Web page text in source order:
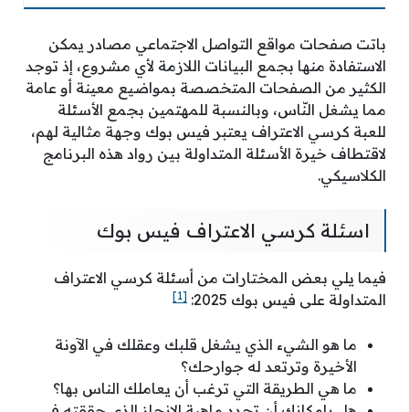
باتت صفحات مواقع التواصل الاجتماعي مصادر يمكن
الاستفادة منها بجمع البيانات اللازمة لأي مشروع، إذ توجد
الكثير من الصفحات المتخصصة بمواضيع معينة أو عامة
مما يشغل النّاس، وبالنسبة للمهتمين بجمع الأسئلة
للعبة كرسي الاعتراف يعتبر فيس بوك وجهة مثالية لهم،
لاقتطاف خيرة الأسئلة المتداولة بين رواد هذه البرنامج
الكلاسيكي.
اسئلة كرسي الاعتراف فيس بوك
فيما يلي بعض المختارات من أسئلة كرسي الاعتراف
المتداولة على فيس بوك 2025:
[1]
ما هو الشيء الذي يشغل قلبك وعقلك في الآونة
الأخيرة وترتعد له جوارحك؟
ما هي الطريقة التي ترغب أن يعاملك الناس بها؟